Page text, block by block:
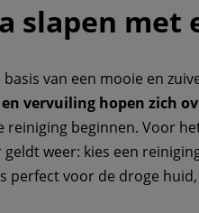
slapen met
basis van een mooie en
vervuiling hopen zich
reiniging beginnen. Voor
geldt weer: kies een
perfect voor de droge